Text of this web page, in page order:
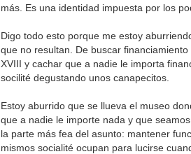
más. Es una identidad impuesta por los
Digo todo esto porque me estoy
que no resultan. De buscar
XVIII y cachar que a nadie le importa
socilité degustando unos canapecitos.
Estoy aburrido que se llueva el museo
que a nadie le importe nada y que
la parte más fea del asunto: mantener
mismos socialité ocupan para lucirse